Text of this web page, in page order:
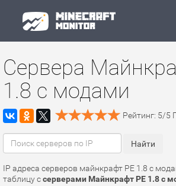
Сервера
1.8 с модами
Рейтинг: 5/5
IP адреса серверов майнкрафт PE 1.8 с
таблицу ссерверами Майнкрафт PE 1.8 с